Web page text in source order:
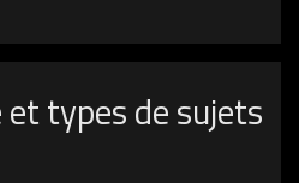
types de sujets